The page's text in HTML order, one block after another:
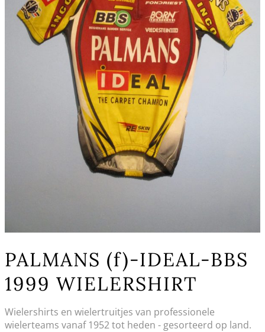
PALMANS (f)-IDEAL-BBS
1999 WIELERSHIRT
Wielershirts en wielertruitjes van professionele
wielerteams vanaf 1952 tot heden - gesorteerd op land.